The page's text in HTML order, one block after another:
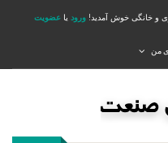
و خانگی خوش آمدید! ورود یا عضویت
من